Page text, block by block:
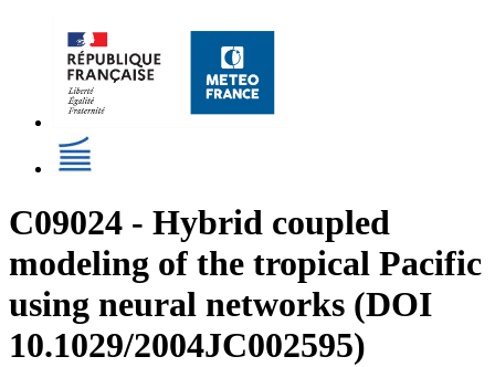
C09024 - Hybrid coupled
modeling of the tropical Pacific
using neural networks (DOI
10.1029/2004JC002595)